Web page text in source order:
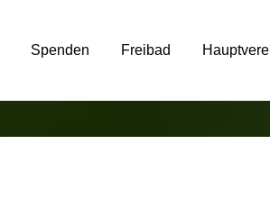
Spenden Freibad